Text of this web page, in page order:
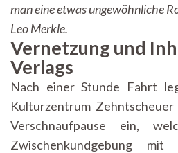
man eine etwas ungewöhnliche
Leo Merkle.
Vernetzung und
Verlags
Nach einer Stunde Fahrt
Kulturzentrum
Verschnaufpause ein,
Zwischenkundgebung mit